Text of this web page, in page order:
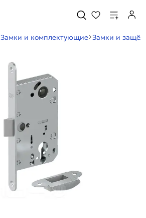
Замки и комплектующие Замки и